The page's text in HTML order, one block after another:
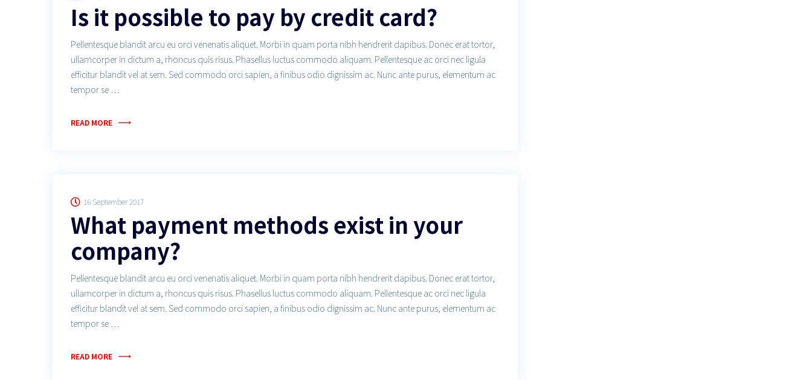
Is it possible to pay by credit card?
Pellentesque blandit arcu eu orci venenatis aliquet. Morbi in quam porta nibh hendrerit dapibus. Donec erat tortor,
ullamcorper in dictum a, rhoncus quis risus. Phasellus luctus commodo aliquam. Pellentesque ac orci nec ligula
efficitur blandit vel at sem. Sed commodo orci sapien, a finibus odio dignissim ac. Nunc ante purus, elementum ac
tempor se …
READ MORE
16 September 2017
What payment methods exist in your
company?
Pellentesque blandit arcu eu orci venenatis aliquet. Morbi in quam porta nibh hendrerit dapibus. Donec erat tortor,
ullamcorper in dictum a, rhoncus quis risus. Phasellus luctus commodo aliquam. Pellentesque ac orci nec ligula
efficitur blandit vel at sem. Sed commodo orci sapien, a finibus odio dignissim ac. Nunc ante purus, elementum ac
tempor se …
READ MORE